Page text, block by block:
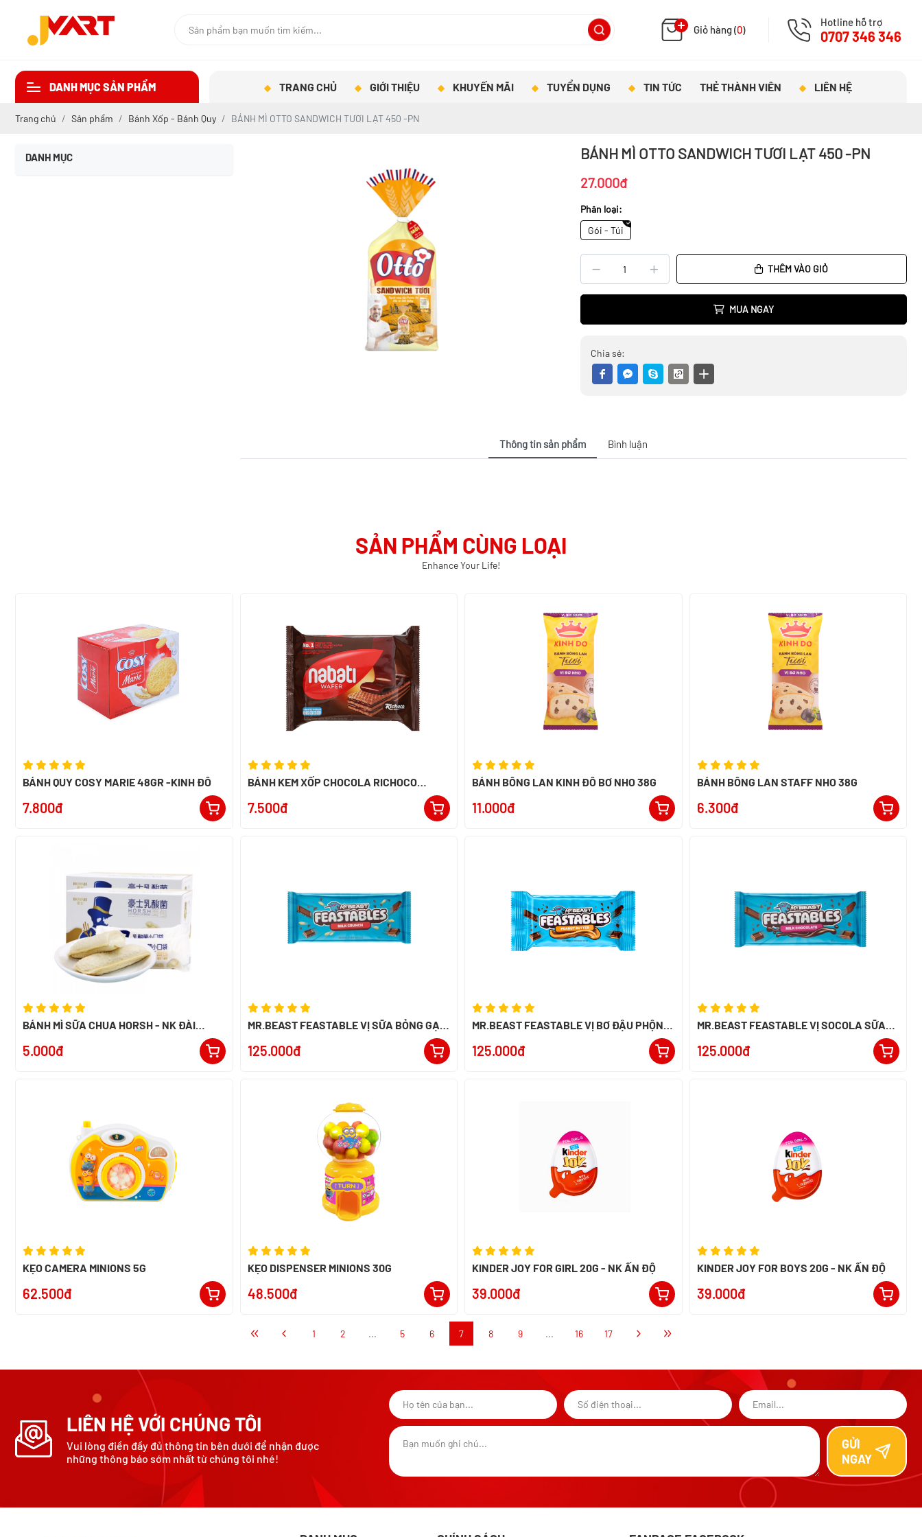
Giỏ hàng (0)
Hotline hỗ trợ
0707 346 346
DANH MỤC SẢN PHẨM TRANG CHỦ GIỚI THIỆU KHUYẾN MÃI TUYỂN DỤNG TIN TỨC THẺ THÀNH VIÊN LIÊN HỆ
Trang chủ Sản phẩm Bánh Xốp - Bánh Quy BÁNH MÌ OTTO SANDWICH TƯƠI LẠT 450 -PN
DANH MỤC BÁNH MÌ OTTO SANDWICH TƯƠI LẠT 450 -PN
27.000đ
Phân loại:
Gói - Túi
THÊM VÀO GIỎ
MUA NGAY
Chia sẻ:
Thông tin sản phẩm Bình luận
SẢN PHẨM CÙNG LOẠI
Enhance Your Life!
BÁNH QUY COSY MARIE 48GR -KINH ĐÔ
7.800đ
BÁNH KEM XỐP CHOCOLA RICHOCO
7.500đ
BÁNH BÔNG LAN KINH ĐÔ BƠ NHO 38G
11.000đ
BÁNH BÔNG LAN STAFF NHO 38G
6.300đ
BÁNH MÌ SỮA CHUA HORSH - NK ĐÀI
5.000đ
MR.BEAST FEASTABLE VỊ SỮA BỎNG GẠO
125.000đ
MR.BEAST FEASTABLE VỊ BƠ ĐẬU PHỘNG
125.000đ
MR.BEAST FEASTABLE VỊ SOCOLA SỮA
125.000đ
KẸO CAMERA MINIONS 5G
62.500đ
KẸO DISPENSER MINIONS 30G
48.500đ
KINDER JOY FOR GIRL 20G - NK ẤN ĐỘ
39.000đ
KINDER JOY FOR BOYS 20G - NK ẤN ĐỘ
39.000đ
1 2 ... 5 6 7 8 9 ... 16 17
LIÊN HỆ VỚI CHÚNG TÔI
Vui lòng điền đầy đủ thông tin bên dưới để nhận được
những thông báo sớm nhất từ chúng tôi nhé!
GỬI
NGAY